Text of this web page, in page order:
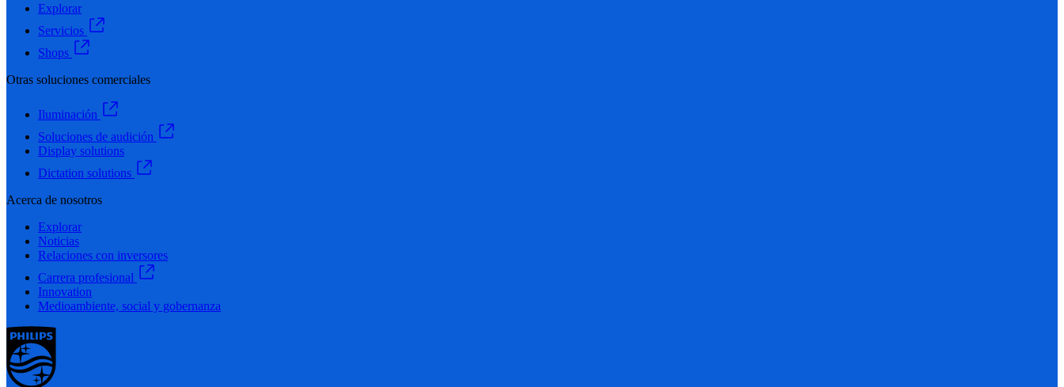
Explorar
Servicios
Shops
Otras soluciones comerciales
Iluminación
Soluciones de audición
Display solutions
Dictation solutions
Acerca de nosotros
Explorar
Noticias
Relaciones con inversores
Carrera profesional
Innovation
Medioambiente, social y gobernanza